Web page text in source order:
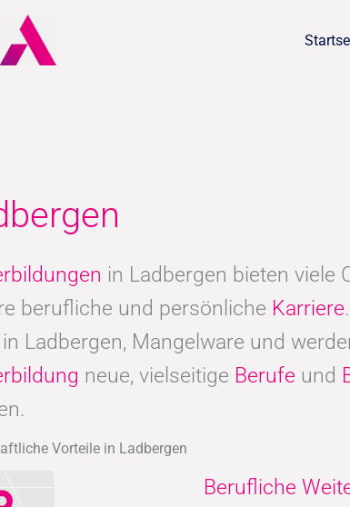
in Ladbergen bieten viele
berufliche und persönliche Karriere.
Ladbergen, Mangelware und
neue, vielseitige Berufe und
Vorteile in Ladbergen
Berufliche